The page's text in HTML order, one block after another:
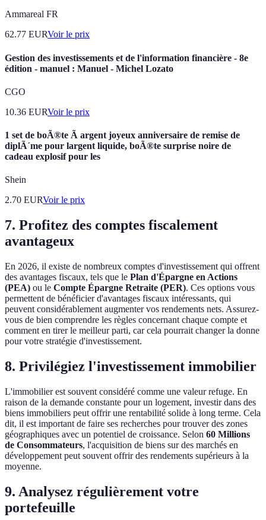
Ammareal FR
62.77 EURVoir le prix
Gestion des investissements et de l'information financière - 8e
édition - manuel : Manuel - Michel Lozato
CGO
10.36 EURVoir le prix
1 set de boÃ®te Ã argent joyeux anniversaire de remise de
diplÃ´me pour largent liquide, boÃ®te surprise noire de
cadeau explosif pour les
Shein
2.70 EURVoir le prix
7. Profitez des comptes fiscalement
avantageux
En 2026, il existe de nombreux comptes d'investissement qui offrent
des avantages fiscaux, tels que le Plan d'Épargne en Actions
(PEA) ou le Compte Épargne Retraite (PER). Ces options vous
permettent de bénéficier d'avantages fiscaux intéressants, qui
peuvent considérablement augmenter vos rendements nets. Assurez-
vous de bien comprendre les règles concernant chaque compte et
comment en tirer le meilleur parti, car cela pourrait changer la donne
pour votre stratégie d'investissement.
8. Privilégiez l'investissement immobilier
L'immobilier est souvent considéré comme une valeur refuge. En
raison de la demande constante pour un logement, investir dans des
biens immobiliers peut offrir une rentabilité solide à long terme. Cela
dit, il est important de faire ses recherches pour trouver des zones
géographiques avec un potentiel de croissance. Selon 60 Millions
de Consommateurs, l'acquisition de biens sur des marchés en
développement peut souvent offrir des rendements supérieurs à la
moyenne.
9. Analysez régulièrement votre
portefeuille